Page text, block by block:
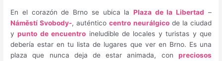
En el corazón de Brno se ubica la Plaza de la Libertad –
Náměstí Svobody-, auténticocentro neurálgicode la ciudad
ypunto de encuentro ineludible de locales y turistas y que
debería estar en tu lista de lugares que ver en Brno. Es una
plaza que nunca deja de estar animada, con preciosos